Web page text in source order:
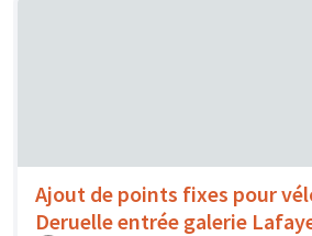
Ajout de points fixes pour
Deruelle entrée galerie